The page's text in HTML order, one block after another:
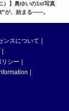
）】奥ゆいの1st写真
”が、始まる――。
ンスについて
シー